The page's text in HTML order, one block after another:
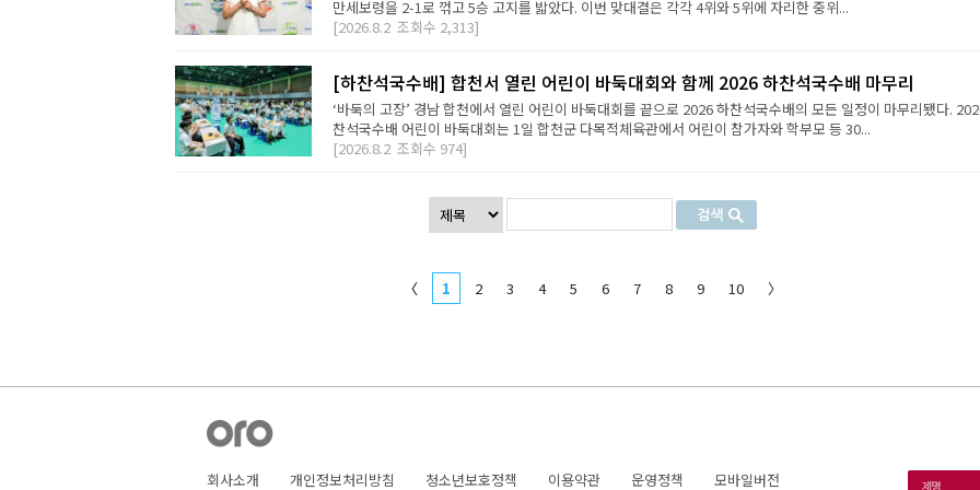
만세보령을 2-1로 꺾고 5승 고지를 밟았다. 이번 맞대결은 각각 4위와 5위에 자리한 중위...
[2026.8.2 조회수 2,313]
[하찬석국수배] 합천서 열린 어린이 바둑대회와 함께 2026 하찬석국수배 마무리
‘바둑의 고장’ 경남 합천에서 열린 어린이 바둑대회를 끝으로 2026 하찬석국수배의 모든 일정이 마무리됐다.
찬석국수배 어린이 바둑대회는 1일 합천군 다목적체육관에서 어린이 참가자와 학부모 등 30...
[2026.8.2 조회수 974]
〈 1 2 3 4 5 6 7 8 9 10 〉
회사소개 개인정보처리방침 청소년보호정책 이용약관 운영정책 모바일버전